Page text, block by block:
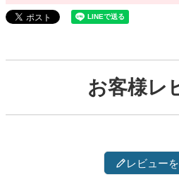
お客様レ
レビュー